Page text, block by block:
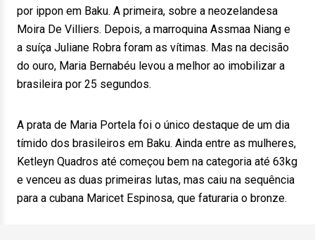
por ippon em Baku. A primeira, sobre a neozelandesa
Moira De Villiers. Depois, a marroquina Assmaa Niang e
a suíça Juliane Robra foram as vítimas. Mas na decisão
do ouro, Maria Bernabéu levou a melhor ao imobilizar a
brasileira por 25 segundos.
A prata de Maria Portela foi o único destaque de um dia
tímido dos brasileiros em Baku. Ainda entre as mulheres,
Ketleyn Quadros até começou bem na categoria até 63kg
e venceu as duas primeiras lutas, mas caiu na sequência
para a cubana Maricet Espinosa, que faturaria o bronze.